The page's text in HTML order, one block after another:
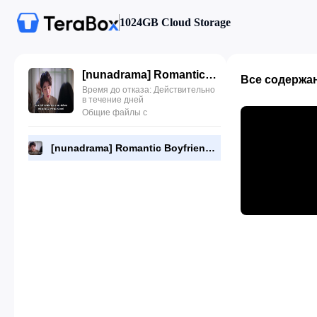
1024GB Cloud Storage
[nunadrama] Romantic Boyfriend Episode 9.720p.mp4
Время до отказа: Действительно
в течение дней
Общие файлы с
[nunadrama] Romantic Boyfriend Episode 9.720p.mp4
Все